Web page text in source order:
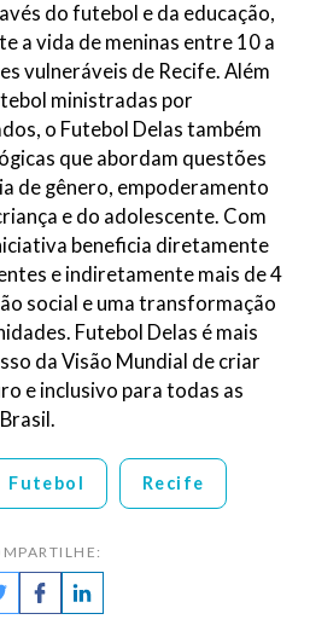
do futebol e da educação,
a vida de meninas entre 10 a
vulneráveis de Recife. Além
ministradas por
o Futebol Delas também
que abordam questões
de gênero, empoderamento
e do adolescente. Com
beneficia diretamente
e indiretamente mais de 4
social e uma transformação
Futebol Delas é mais
da Visão Mundial de criar
e inclusivo para todas as
Futebol Recife